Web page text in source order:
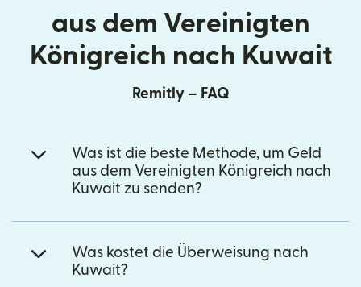
aus dem Vereinigten
Königreich nach Kuwait
Remitly – FAQ
Was ist die beste Methode, um Geld
aus dem Vereinigten Königreich nach
Kuwait zu senden?
Was kostet die Überweisung nach
Kuwait?